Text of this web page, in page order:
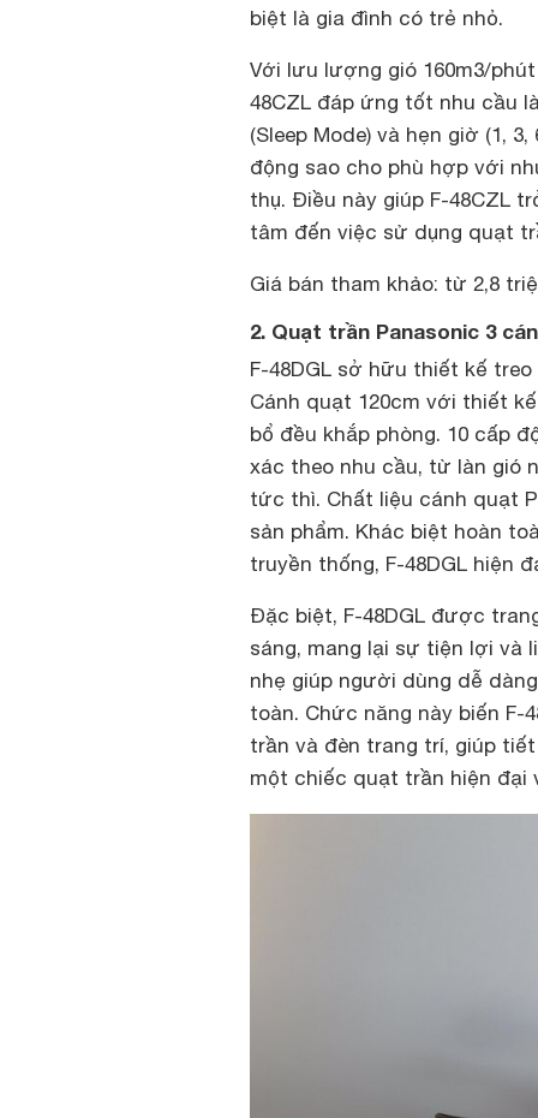
biệt là gia đình có trẻ nhỏ.
Với lưu lượng gió 160m3/
48CZL đáp ứng tốt nhu cầu
(Sleep Mode) và hẹn giờ (1,
động sao cho phù hợp với
thụ. Điều này giúp F-48CZL
tâm đến việc sử dụng quạt
Giá bán tham khảo: từ 2,8
2. Quạt trần Panasonic 3
F-48DGL sở hữu thiết kế
Cánh quạt 120cm với thiết
bổ đều khắp phòng. 10 cấp
xác theo nhu cầu, từ làn gió
tức thì. Chất liệu cánh quạt
sản phẩm. Khác biệt hoàn
truyền thống, F-48DGL hiện
Đặc biệt, F-48DGL được
sáng, mang lại sự tiện lợi và
nhẹ giúp người dùng dễ
toàn. Chức năng này biến
trần và đèn trang trí, giúp
một chiếc quạt trần hiện đại